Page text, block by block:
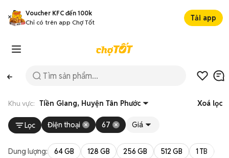
Voucher KFC đến 100k
Chỉ có trên app Chợ Tốt
Tải app
Khu vực: Tiền Giang, Huyện Tân Phước Xoá lọc
Lọc Điện thoại 67 Giá
Dung lượng: 64 GB 128 GB 256 GB 512 GB 1 TB